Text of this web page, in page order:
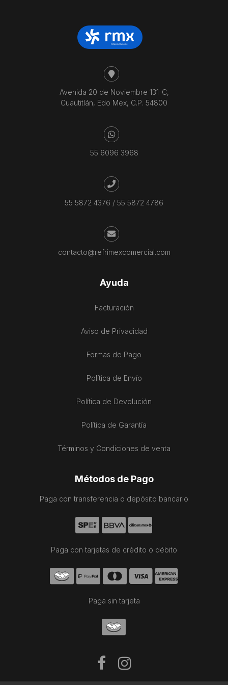
Avenida 20 de Noviembre 131-C,
Cuautitlán, Edo Mex, C.P. 54800
55 6096 3968
55 5872 4376 / 55 5872 4786
contacto@refrimexcomercial.com
Ayuda
Facturación
Aviso de Privacidad
Formas de Pago
Política de Envío
Política de Devolución
Política de Garantía
Términos y Condiciones de venta
Métodos de Pago
Paga con transferencia o depósito bancario
Paga con tarjetas de crédito o débito
Paga sin tarjeta